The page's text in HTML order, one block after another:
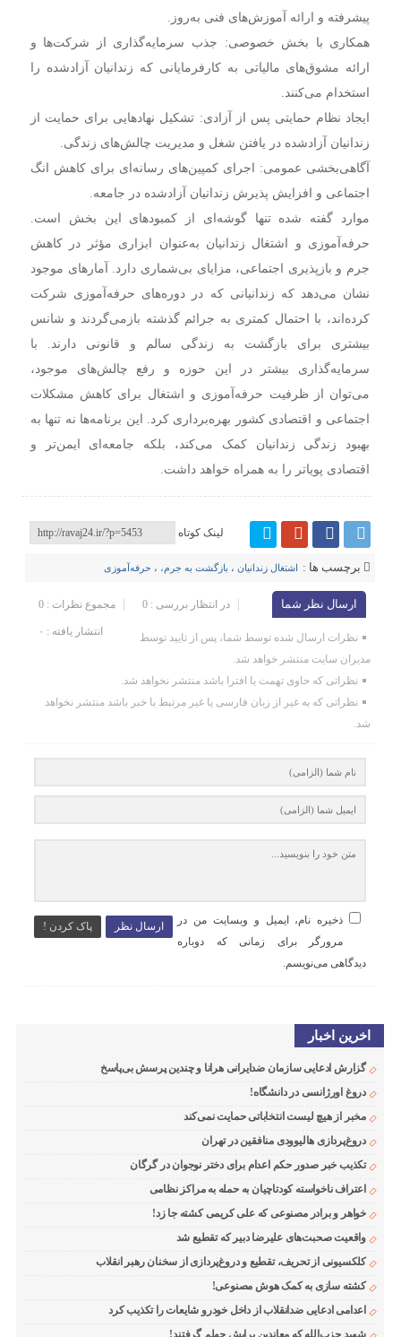
پیشرفته و ارائه آموزش‌های فنی به‌روز.
همکاری با بخش خصوصی: جذب سرمایه‌گذاری از شرکت‌ها و
ارائه مشوق‌های مالیاتی به کارفرمایانی که زندانیان آزادشده را
استخدام می‌کنند.
ایجاد نظام حمایتی پس از آزادی: تشکیل نهاد‌هایی برای حمایت از
زندانیان آزادشده در یافتن شغل و مدیریت چالش‌های زندگی.
آگاهی‌بخشی عمومی: اجرای کمپین‌های رسانه‌ای برای کاهش انگ
اجتماعی و افزایش پذیرش زندانیان آزادشده در جامعه.
موارد گفته شده تنها گوشه‌ای از کمبود‌های این بخش است.
حرفه‌آموزی و اشتغال زندانیان به‌عنوان ابزاری مؤثر در کاهش
جرم و بازپذیری اجتماعی، مزایای بی‌شماری دارد. آمار‌های موجود
نشان می‌دهد که زندانیانی که در دوره‌های حرفه‌آموزی شرکت
کرده‌اند، با احتمال کمتری به جرائم گذشته بازمی‌گردند و شانس
بیشتری برای بازگشت به زندگی سالم و قانونی دارند. با
سرمایه‌گذاری بیشتر در این حوزه و رفع چالش‌های موجود،
می‌توان از ظرفیت حرفه‌آموزی و اشتغال برای کاهش مشکلات
اجتماعی و اقتصادی کشور بهره‌برداری کرد. این برنامه‌ها نه تنها به
بهبود زندگی زندانیان کمک می‌کند، بلکه جامعه‌ای ایمن‌تر و
اقتصادی پویاتر را به همراه خواهد داشت.
لینک کوتاه
برچسب ها : اشتغال زندانیان ، بازگشت به جرم، ، حرفه‌آموزی
ارسال نظر شما مجموع نظرات : 0 در انتظار بررسی : 0
انتشار یافته : ۰
نظرات ارسال شده توسط شما، پس از تایید توسط
مدیران سایت منتشر خواهد شد.
نظراتی که حاوی تهمت یا افترا باشد منتشر نخواهد شد.
نظراتی که به غیر از زبان فارسی یا غیر مرتبط با خبر باشد منتشر نخواهد
شد.
ارسال نظر پاک کردن !
ذخیره نام، ایمیل و وبسایت من در
مرورگر برای زمانی که دوباره
دیدگاهی می‌نویسم.
اخرین اخبار
گزارش ادعایی سازمان ضدایرانی هرانا و چندین پرسش بی‌پاسخ
دروغ اورژانسی در دانشگاه!
مخبر از هیچ لیست انتخاباتی حمایت نمی‌کند
دروغ‌پردازی هالیوودی منافقین در تهران
تکذیب خبر صدور حکم اعدام برای دختر نوجوان در گرگان
اعتراف ناخواسته کودتاچیان به حمله به مراکز نظامی
خواهر و برادر مصنوعی که علی کریمی کشته جا زد!
واقعیت صحبت‌های علیرضا دبیر که تقطیع شد
کلکسیونی از تحریف، تقطیع و دروغ‌پردازی از سخنان رهبر انقلاب
کشته سازی به کمک هوش مصنوعی!
اعدامی ادعایی ضدانقلاب از داخل خودرو شایعات را تکذیب کرد